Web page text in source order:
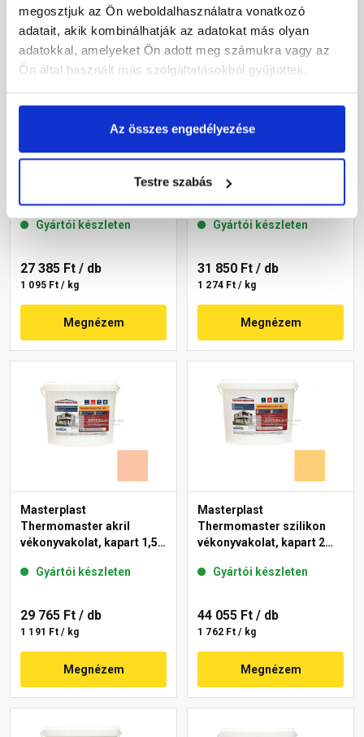
megosztjuk az Ön weboldalhasználatra vonatkozó
adatait, akik kombinálhatják az adatokat más olyan
adatokkal, amelyeket Ön adott meg számukra vagy az
Ön által használt más szolgáltatásokból gyűjtöttek.
Az összes engedélyezése
Testre szabás
Masterplast
16-C 25 kg
Gyártói készleten
27 385 Ft / db
1 095 Ft / kg
Megnézem
Masterplast
Thermomaster akril
07-C 25 kg
Gyártói készleten
31 850 Ft / db
1 274 Ft / kg
Megnézem
Masterplast
Thermomaster akril
vékonyvakolat, kapart 1,5
Gyártói készleten
29 765 Ft / db
1 191 Ft / kg
Megnézem
Masterplast
Thermomaster szilikon
vékonyvakolat, kapart 2
Gyártói készleten
44 055 Ft / db
1 762 Ft / kg
Megnézem